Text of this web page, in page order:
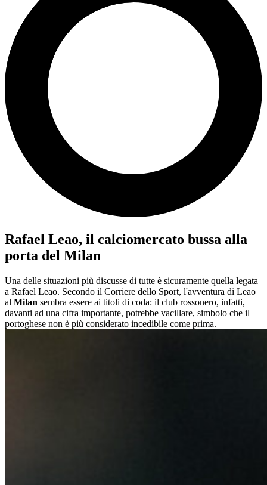
Rafael Leao, il calciomercato bussa alla
porta del Milan
Una delle situazioni più discusse di tutte è sicuramente quella legata
a Rafael Leao. Secondo il Corriere dello Sport, l'avventura di Leao
al Milan sembra essere ai titoli di coda: il club rossonero, infatti,
davanti ad una cifra importante, potrebbe vacillare, simbolo che il
portoghese non è più considerato incedibile come prima.